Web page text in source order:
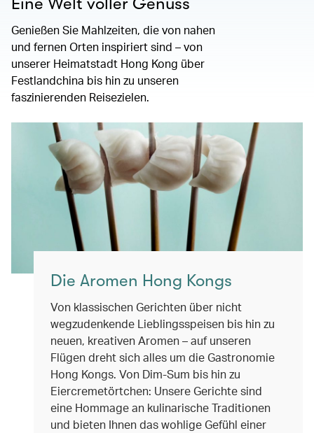
Genießen Sie Mahlzeiten, die von nahen
und fernen Orten inspiriert sind – von
unserer Heimatstadt Hong Kong über
Festlandchina bis hin zu unseren
faszinierenden Reisezielen.
Die Aromen Hong Kongs
Von klassischen Gerichten über nicht
wegzudenkende Lieblingsspeisen bis hin zu
neuen, kreativen Aromen – auf unseren
Flügen dreht sich alles um die Gastronomie
Hong Kongs. Von Dim-Sum bis hin zu
Eiercremetörtchen: Unsere Gerichte sind
eine Hommage an kulinarische Traditionen
und bieten Ihnen das wohlige Gefühl einer